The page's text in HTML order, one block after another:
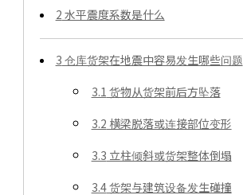
2 水平震度系数是什么
3 仓库货架在地震中容易发生哪些问题
3.1 货物从货架前后方坠落
3.2 横梁脱落或连接部位变形
3.3 立柱倾斜或货架整体倒塌
3.4货架与建筑设备发生碰撞